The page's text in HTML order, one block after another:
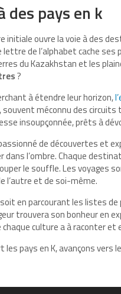
des pays en k
ouvre la voie à des
lettre de l’alphabet cache
du Kazakhstan et les
?
à étendre leur horizon,
souvent méconnu des
insoupçonnée, prêts à
de découvertes et
dans l’ombre. Chaque
le souffle. Les voyages
l’autre et de soi-même.
en parcourant les listes
trouvera son bonheur en
culture a à raconter
les pays en K, avançons vers